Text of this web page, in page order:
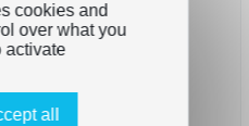
cookies and
over what you
activate
all